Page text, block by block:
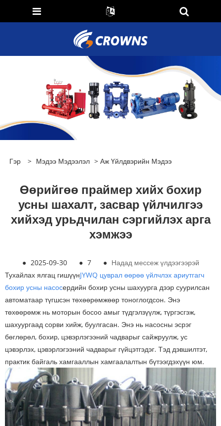
Гэр > Мэдээ Мэдээлэл > Аж Үйлдвэрийн Мэдээ
Өөрийгөө праймер хийх бохир
усны шахалт, засвар үйлчилгээ
хийхэд урьдчилан сэргийлэх арга
хэмжээ
● 2025-09-30 ● 7 ● Надад мессеж үлдээгээрэй
Тухайлах ялгац гишүүнJYWQ цуврал өөрөө үйлчлэх ариутгагч
бохир усны насосердийн бохир усны шахуурга дээр суурилсан
автоматаар түгшсэн төхөөрөмжөөр тоноглогдсон. Энэ
төхөөрөмж нь моторын босоо амыг түдгэлзүүлж, түргэсгэж,
шахуургаад сорви хийж, буулгасан. Энэ нь насосны эсрэг
бөглөрөл, бохир, цэвэрлэгээний чадварыг сайжруулж, ус
цэвэрлэх, цэвэрлэгээний чадварыг гүйцэтгэдэг. Тэд дэвшилтэт,
практик байгаль хамгааллын хамгаалалтын бүтээгдэхүүн юм.